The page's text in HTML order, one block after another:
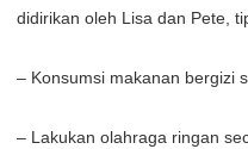
didirikan oleh Lisa dan Pete,
– Konsumsi makanan bergizi
– Lakukan olahraga ringan